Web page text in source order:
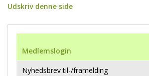
Udskriv denne side
Medlemslogin
Nyhedsbrev til-/framelding